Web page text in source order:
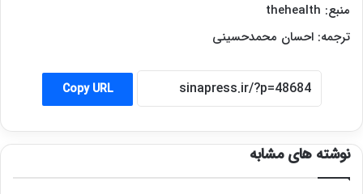
منبع: thehealth
ترجمه: احسان محمدحسینی
Copy URL
نوشته های مشابه